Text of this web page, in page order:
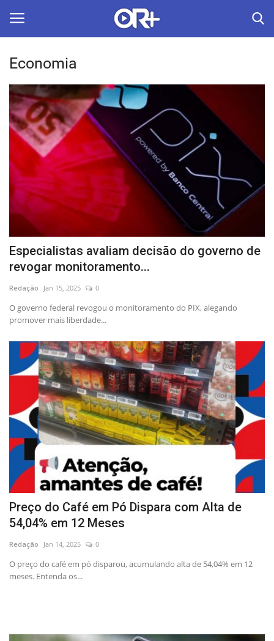
LOGIN
Home
O Radião News
Últimas
Radio & Tv
Política
Economia
Educação
Municípios
Esportes
Language
portugues English
Economia
Especialistas avaliam decisão do governo de
revogar monitoramento...
Redação Jan 15, 2025 0
O governo federal revogou o monitoramento do PIX, alegando
promover mais liberdade...
Preço do Café em Pó Dispara com Alta de
54,04% em 12 Meses
Redação Jan 14, 2025 0
O preço do café em pó disparou, acumulando alta de 54,04% em 12
meses. Entenda os...